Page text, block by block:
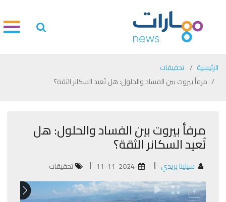
الرئيسية
تحقيقات
مرفأ بيروت بين الفساد والحلول: هل تُعيد السكانر الثقة؟
مرفأ بيروت بين الفساد والحلول: هل
تُعيد السكانر الثقة؟
سيلينا بريدي تحقيقات